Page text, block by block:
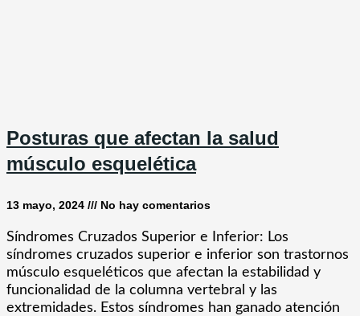
Posturas que afectan la salud
músculo esquelética
13 mayo, 2024 No hay comentarios
Síndromes Cruzados Superior e Inferior: Los
síndromes cruzados superior e inferior son trastornos
músculo esqueléticos que afectan la estabilidad y
funcionalidad de la columna vertebral y las
extremidades. Estos síndromes han ganado atención